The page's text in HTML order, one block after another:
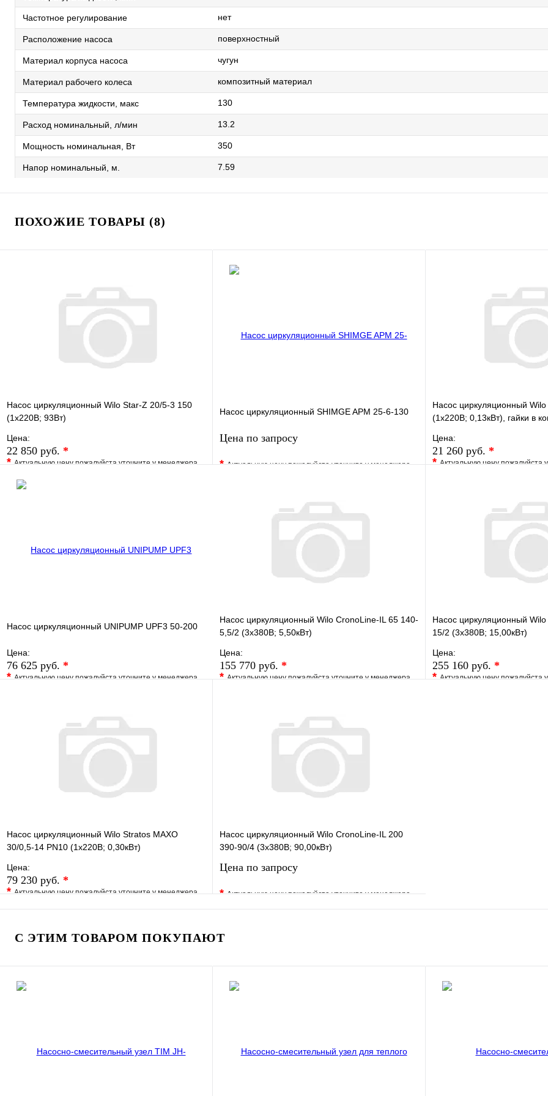
Частотное регулирование нет
Расположение насоса поверхностный
Материал корпуса насоса чугун
Материал рабочего колеса композитный материал
Температура жидкости, макс 130
Расход номинальный, л/мин 13.2
Мощность номинальная, Вт 350
Напор номинальный, м. 7.59
ПОХОЖИЕ ТОВАРЫ (8)
Насос циркуляционный Wilo Star-Z 20/5-3 150
(1х220В; 93Вт)
Цена:
22 850 руб. *
*Актуальную цену пожалуйста уточните у менеджера
В избранное
Насос циркуляционный SHIMGE APM 25-6-130
Цена по запросу
*Актуальную цену пожалуйста уточните у менеджера
Запросить цену
Насос циркуляционный
(1х220В; 0,13кВт), гайки в
Цена:
21 260 руб. *
*Актуальную цену пожалуйста
Насос циркуляционный UNIPUMP UPF3 50-200
Цена:
76 625 руб. *
*Актуальную цену пожалуйста уточните у менеджера
В корзину
Насос циркуляционный Wilo CronoLine-IL 65 140-
5,5/2 (3х380В; 5,50кВт)
Цена:
155 770 руб. *
*Актуальную цену пожалуйста уточните у менеджера
В корзину
Насос циркуляционный
15/2 (3х380В; 15,00кВт)
Цена:
255 160 руб. *
*Актуальную цену пожалуйста
Насос циркуляционный Wilo Stratos MAXO
30/0,5-14 PN10 (1х220В; 0,30кВт)
Цена:
79 230 руб. *
*Актуальную цену пожалуйста уточните у менеджера
В избранное Сравнение
В корзину
Насос циркуляционный Wilo CronoLine-IL 200
390-90/4 (3х380В; 90,00кВт)
Цена по запросу
*Актуальную цену пожалуйста уточните у менеджера
В избранное Сравнение
Запросить цену
С ЭТИМ ТОВАРОМ ПОКУПАЮТ